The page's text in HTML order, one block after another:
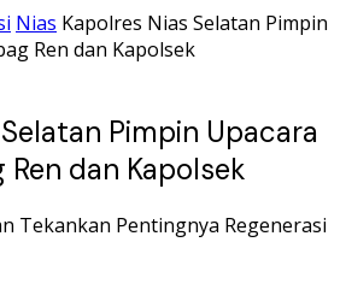
Nias Kapolres Nias Selatan Pimpin
Ren dan Kapolsek
Pimpin Upacara
Ren dan Kapolsek
Tekankan Pentingnya Regenerasi